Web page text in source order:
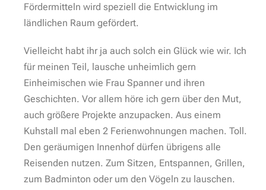
Fördermitteln wird speziell die Entwicklung im
ländlichen Raum gefördert.
Vielleicht habt ihr ja auch solch ein Glück wie wir. Ich
für meinen Teil, lausche unheimlich gern
Einheimischen wie Frau Spanner und ihren
Geschichten. Vor allem höre ich gern über den Mut,
auch größere Projekte anzupacken. Aus einem
Kuhstall mal eben 2 Ferienwohnungen machen. Toll.
Den geräumigen Innenhof dürfen übrigens alle
Reisenden nutzen. Zum Sitzen, Entspannen, Grillen,
zum Badminton oder um den Vögeln zu lauschen.